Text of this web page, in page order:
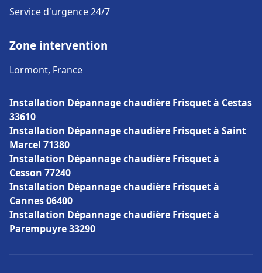
Service d'urgence 24/7
Zone intervention
Lormont, France
Installation Dépannage chaudière Frisquet à Cestas
33610
Installation Dépannage chaudière Frisquet à Saint
Marcel 71380
Installation Dépannage chaudière Frisquet à
Cesson 77240
Installation Dépannage chaudière Frisquet à
Cannes 06400
Installation Dépannage chaudière Frisquet à
Parempuyre 33290